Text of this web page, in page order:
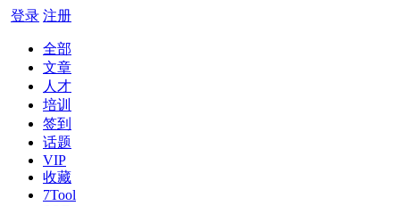
登录 注册
全部
文章
人才
培训
签到
话题
VIP
收藏
7Tool